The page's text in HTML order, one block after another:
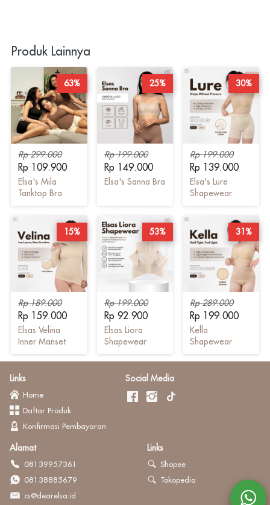
Produk Lainnya
Rp 299.000
Rp 109.900
Elsa's Mila
Tanktop Bra
63%
Rp 199.000
Rp 149.000
Elsa's Sanna Bra
25%
Rp 199.000
Rp 139.000
Elsa's Lure
Shapewear
30%
Rp 189.000
Rp 159.000
Elsas Velina
Inner Manset
15%
Rp 199.000
Rp 92.900
Elsas Liora
Shapewear
53%
Rp 289.000
Rp 199.000
Kella
Shapewear
31%
Links
Home
Daftar Produk
Konfirmasi Pembayaran
Social Media
Alamat
08139957361
08138885679
cs@dearelsa.id
Links
Shopee
Tokopedia